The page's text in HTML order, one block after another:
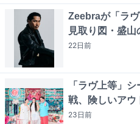
Zeebraが「ラヴ
見取り図・盛
22日前
「ラヴ上等」
戦、険しいアウ
23日前